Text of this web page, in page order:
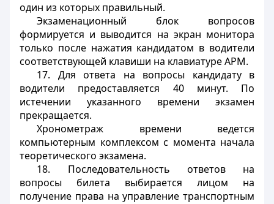
один из которых правильный.
Экзаменационный блок вопросов
формируется и выводится на экран монитора
только после нажатия кандидатом в водители
соответствующей клавиши на клавиатуре АРМ.
17. Для ответа на вопросы кандидату в
водители предоставляется 40 минут. По
истечении указанного времени экзамен
прекращается.
Хронометраж времени ведется
компьютерным комплексом с момента начала
теоретического экзамена.
18. Последовательность ответов на
вопросы билета выбирается лицом на
получение права на управление транспортным